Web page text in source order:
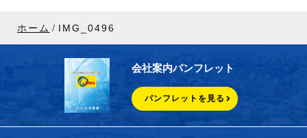
ホーム IMG_0496
会社案内パンフレット
パンフレットを見る